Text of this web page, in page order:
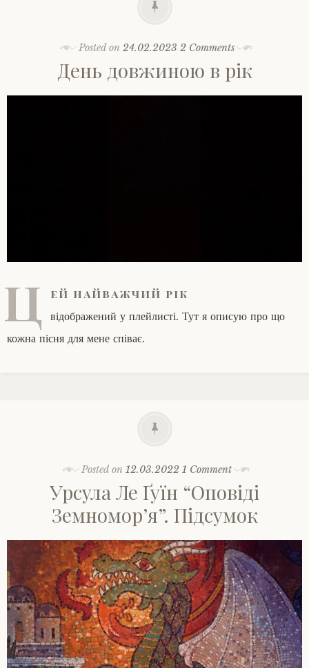
Posted on24.02.2023 2 Comments
День довжиною в рік
Ц ей найважчий рік
відображений у плейлисті. Тут я описую про що
кожна пісня для мене співає.
Posted on12.03.2022 1 Comment
Урсула Ле Ґуїн “Оповіді
Земномор’я”. Підсумок